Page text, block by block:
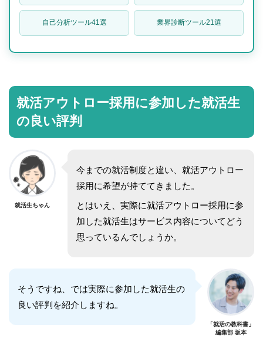
自己分析ツール41選 業界診断ツール21選
就活アウトロー採用に参加した就活生
の良い評判
就活生ちゃん
今までの就活制度と違い、就活アウトロー
採用に希望が持ててきました。
とはいえ、実際に就活アウトロー採用に参
加した就活生はサービス内容についてどう
思っているんでしょうか。
そうですね、では実際に参加した就活生の
良い評判を紹介しますね。
「就活の教科書」
編集部 坂本